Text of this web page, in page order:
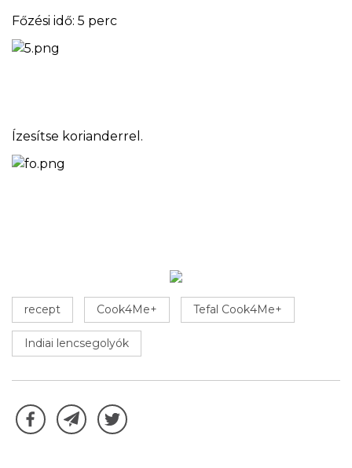
Főzési idő: 5 perc
Ízesítse korianderrel.
recept Cook4Me+ Tefal Cook4Me+
Indiai lencsegolyók